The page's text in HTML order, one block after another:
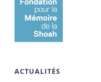
ACTUALITÉS